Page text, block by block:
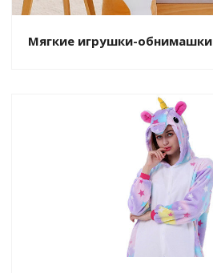
Мягкие игрушки-обнимашки